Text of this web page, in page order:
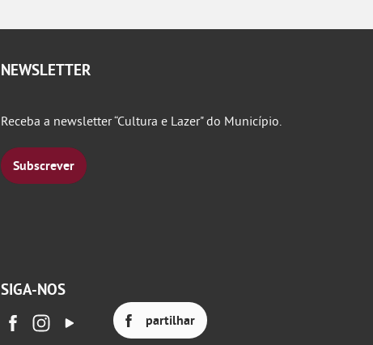
NEWSLETTER
Receba a newsletter “Cultura e Lazer" do Município.
Subscrever
SIGA-NOS
partilhar